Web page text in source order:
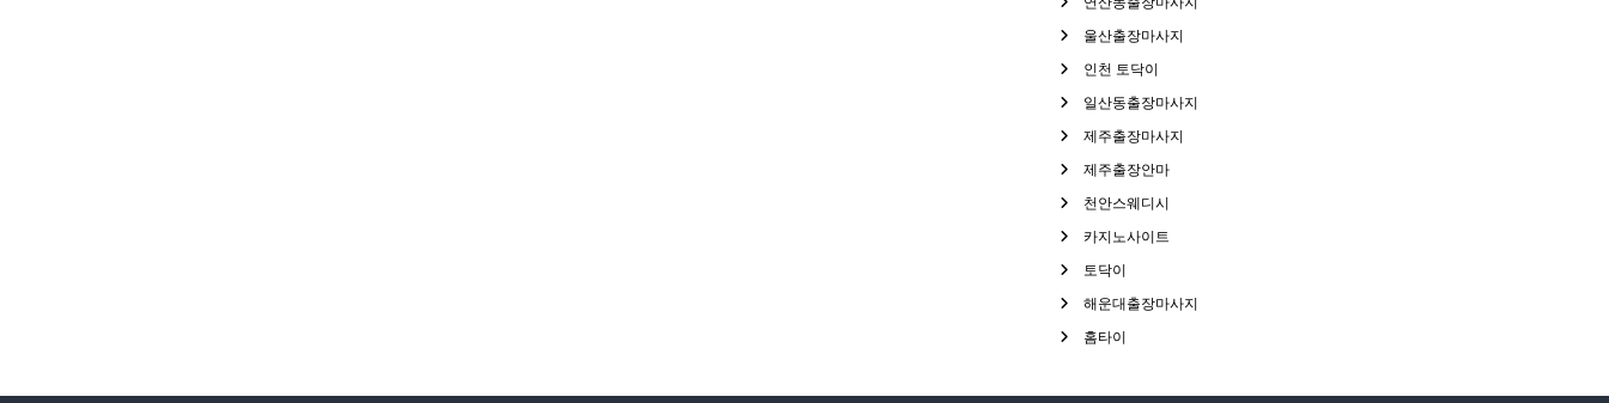
울산출장마사지
인천 토닥이
일산동출장마사지
제주출장마사지
제주출장안마
천안스웨디시
카지노사이트
토닥이
해운대출장마사지
홈타이